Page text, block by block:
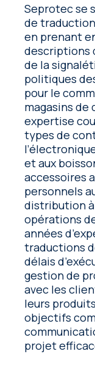
Seprotec se
de
en prenant
descriptions
de la
politiques
pour le
magasins de
expertise
types de
et aux
accessoires
personnels
distribution
opérations
années
traductions
délais
gestion de
avec les
leurs
objectifs
projet